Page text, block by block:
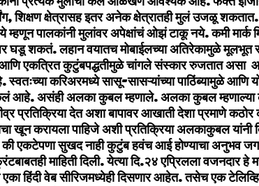
शिक्षण क्षेत्रासह इतर अनेक क्षेत्रातही मुलं उजळू शकतात.
पालकांनी मुलांवर अपेक्षांचं ओझं टाकू नये. कमी मार्क
घडू शकतं. लहान वयातच मोबाईलच्या अतिरेकामुळे
आणि एकत्रित कुटुंबपद्धतीमुळे चांगले संस्कार रुजतात
करिअरमध्ये सासू-सासऱ्यांच्या पाठिंब्यामुळे आणि
आहे. असंही अलका कुबल म्हणाले. अलका कुबल म्हणाल्या
प्रतिक्रिया देत अशा बापावर आखाती देशा प्रमाणे कठोर
खून करायला पाहिजे अशी प्रतिक्रिया अलकाकुबल
एकटेपणा सुखद नाही कुटुंब हवंच आई होण्याचा अनुभव
माहिती दिली. येत्या दि.२४ एप्रिलला वजनदार हे
हिंदी वेब सीरिजमध्येही दिसणार आहेत. तसेच एक